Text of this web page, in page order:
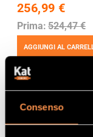
Consenso
256,99 €
Prima: 524,47 €
AGGIUNGI AL